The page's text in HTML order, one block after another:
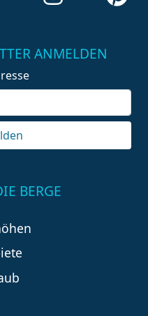
ANMELDEN
BERGE